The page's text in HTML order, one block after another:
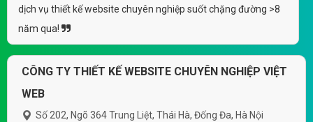
dịch vụ thiết kế website chuyên nghiệp suốt chặng đường >8
năm qua!
CÔNG TY THIẾT KẾ WEBSITE CHUYÊN NGHIỆP VIỆT
WEB
Số 202, Ngõ 364 Trung Liệt, Thái Hà, Đống Đa, Hà Nội